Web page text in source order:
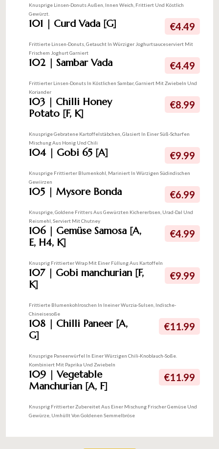
Knusprige Linsen-Donuts Außen, Innen Weich, Frittiert Und Köstlich
Gewürzt.
101 | Curd Vada [G] €4.49
Frittierte Linsen-Donuts, Getaucht In Würziger Joghurtsauceserviert Mit
Frischem Joghurt Garniert
102 | Sambar Vada €4.49
Frittierter Linsen-Donuts In Köstlichen Sambar, Garniert Mit Zwiebeln Und
Koriander
103 | Chilli Honey
Potato [F, K]
€8.99
Knusprige Gebratene Kartoffelstäbchen, Glasiert In Einer Süß-Scharfen
Mischung Aus Honig Und Chili
104 | Gobi 65 [A] €9.99
Knusprige Frittierter Blumenkohl, Mariniert In Würzigen Südindischen
Gewiirzen
105 | Mysore Bonda €6.99
Knusprige, Goldene Fritters Aus Gewürzten Kichererbsen, Urad-Dal Und
Reismehl, Serviert Mit Chutney
106 | Gemüse Samosa [A,
E, H4, K]
€4.99
Knusprig Frittierter Wrap Mit Einer Füllung Aus Kartoffeln
107 | Gobi manchurian [F,
K]
€9.99
Frittierte Blumenkohlroschen In Ineiner Wurzia-Sulsen, Indische-
Chineisesoße
108 | Chilli Paneer [A,
G]
€11.99
Knusprige Paneerwürfel In Einer Würzigen Chili-Knoblauch-Soße.
Kombiniert Mit Paprika Und Zwiebeln
109 | Vegetable
Manchurian [A, F]
€11.99
Knusprig Frittierter Zubereitet Aus Einer Mischung Frischer Gemüse Und
Gewürze, Umhüllt Von Goldenen Semmelbröse